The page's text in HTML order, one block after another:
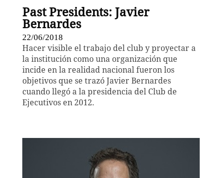
Past Presidents: Javier
Bernardes
22/06/2018
Hacer visible el trabajo del club y proyectar a
la institución como una organización que
incide en la realidad nacional fueron los
objetivos que se trazó Javier Bernardes
cuando llegó a la presidencia del Club de
Ejecutivos en 2012.